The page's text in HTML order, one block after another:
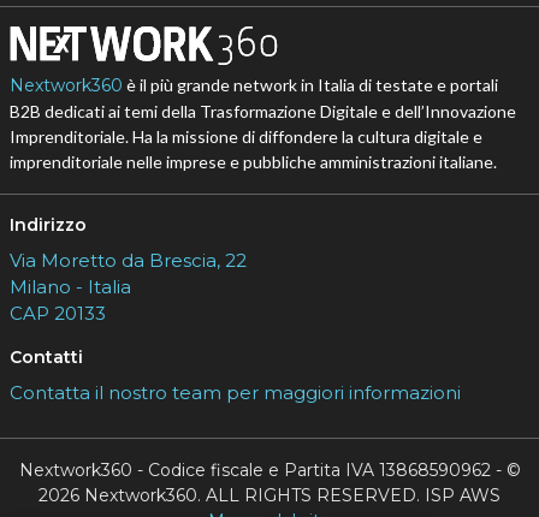
Nextwork360 è il più grande network in Italia di testate e portali
B2B dedicati ai temi della Trasformazione Digitale e dell’Innovazione
Imprenditoriale. Ha la missione di diffondere la cultura digitale e
imprenditoriale nelle imprese e pubbliche amministrazioni italiane.
Indirizzo
Via Moretto da Brescia, 22
Milano - Italia
CAP 20133
Contatti
Contatta il nostro team per maggiori informazioni
Nextwork360 - Codice fiscale e Partita IVA 13868590962 - ©
2026 Nextwork360. ALL RIGHTS RESERVED. ISP AWS